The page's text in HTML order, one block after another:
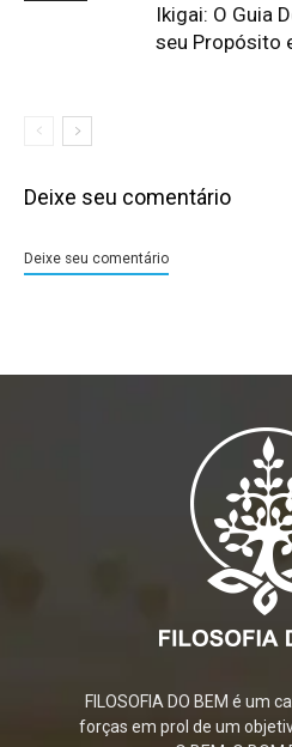
Ikigai: O Guia
seu Propósito
Deixe seu comentário
Deixe seu comentário
FILOSOFIA DO BEM é um
forças em prol de um